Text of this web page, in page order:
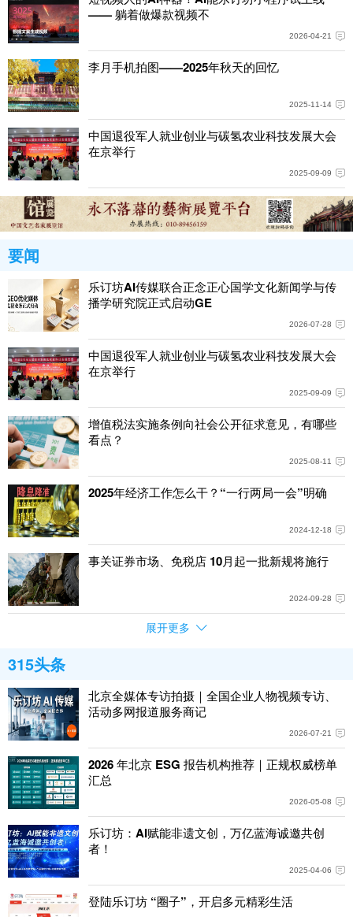
—— 躺着做爆款视频不
2026-04-21
李月手机拍图——2025年秋天的回忆
2025-11-14
中国退役军人就业创业与碳氢农业科技发展大会
在京举行
2025-09-09
要闻
乐订坊AI传媒联合正念正心国学文化新闻学与传
播学研究院正式启动GE
2026-07-28
中国退役军人就业创业与碳氢农业科技发展大会
在京举行
2025-09-09
增值税法实施条例向社会公开征求意见，有哪些
看点？
2025-08-11
2025年经济工作怎么干？“一行两局一会”明确
2024-12-18
事关证券市场、免税店 10月起一批新规将施行
2024-09-28
展开更多
315头条
北京全媒体专访拍摄｜全国企业人物视频专访、
活动多网报道服务商记
2026-07-21
2026 年北京 ESG 报告机构推荐｜正规权威榜单
汇总
2026-05-08
乐订坊：AI赋能非遗文创，万亿蓝海诚邀共创
者！
2025-04-06
登陆乐订坊 “圈子”，开启多元精彩生活